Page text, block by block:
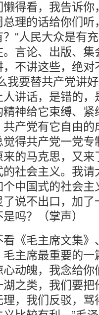
得看，我告诉
理的话给你们
“人民大众是有
言论、出版、
不讲这些，绝
我要替共产党讲
讲话，是错的
神给它束缚、
产党有它自由
得共产党一党
的马克思，又
社会主义。我
中国式的社会
说不出口，加
吗？（掌声）
《毛主席文集
主席最重要的
动魄，我念给你
之类，我们要
，我们反驳，